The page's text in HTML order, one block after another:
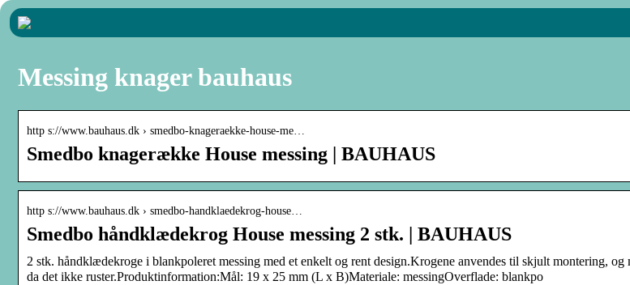
Messing knager bauhaus
http s://www.bauhaus.dk › smedbo-knageraekke-house-me…
Smedbo knagerække House messing | BAUHAUS
http s://www.bauhaus.dk › smedbo-handklaedekrog-house…
Smedbo håndklædekrog House messing 2 stk. | BAUHAUS
2 stk. håndklædekroge i blankpoleret messing med et enkelt og rent design.Krogene anvendes til skjult montering, og
da det ikke ruster.Produktinformation:Mål: 19 x 25 mm (L x B)Materiale: messingOverflade: blankpo